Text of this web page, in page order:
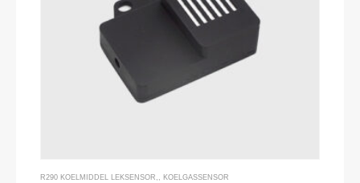
R290 KOELMIDDEL LEKSENSOR KOELGASSENSOR